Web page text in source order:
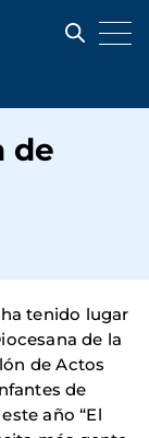
de
ha tenido lugar
de la
de Actos
de
año “El